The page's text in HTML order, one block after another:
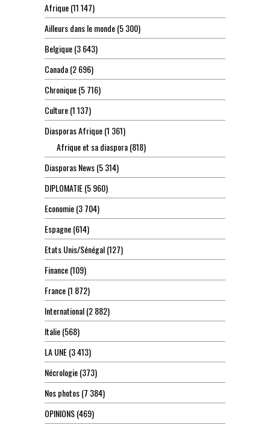
Afrique(11 147)
Ailleurs dans le monde(5 300)
Belgique(3 643)
Canada(2 696)
Chronique(5 716)
Culture(1 137)
Diasporas Afrique(1 361)
Afrique et sa diaspora(818)
Diasporas News(5 314)
DIPLOMATIE(5 960)
Economie(3 704)
Espagne(614)
Etats Unis/Sénégal(127)
Finance(109)
France(1 872)
International(2 882)
Italie(568)
LA UNE(3 413)
Nécrologie(373)
Nos photos(7 384)
OPINIONS(469)